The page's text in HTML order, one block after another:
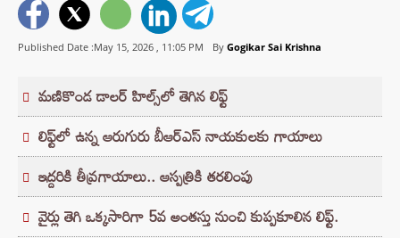
Published Date :May 15, 2026 , 11:05 PM By Gogikar Sai Krishna
మణికొండ డాలర్‌ హిల్స్‌లో తెగిన లిఫ్ట్‌
లిఫ్ట్‌లో ఉన్న ఆరుగురు బీఆర్‌ఎస్‌ నాయకులకు గాయాలు
ఇద్దరికి తీవ్రగాయాలు.. ఆస్పత్రికి తరలింపు
వైర్లు తెగి ఒక్కసారిగా 5వ అంతస్తు నుంచి కుప్పకూలిన లిఫ్ట్‌.